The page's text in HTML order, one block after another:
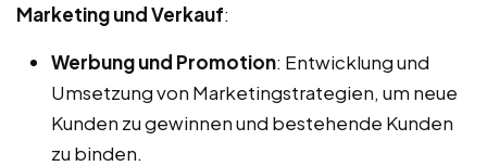
Marketing und Verkauf:
Werbung und Promotion: Entwicklung und
Umsetzung von Marketingstrategien, um neue
Kunden zu gewinnen und bestehende Kunden
zu binden.